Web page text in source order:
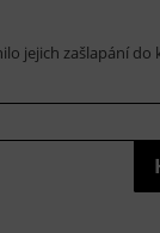
jejich zašlapání